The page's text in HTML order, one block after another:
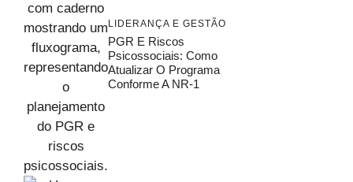
LIDERANÇA E GESTÃO
PGR E Riscos
Psicossociais: Como
Atualizar O Programa
Conforme A NR-1